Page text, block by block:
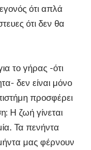
ότι απλά
ότι δεν θα
το γήρας -ότι
δεν είναι μόνο
προσφέρει
Η ζωή γίνεται
Τα πενήντα
μας φέρνουν